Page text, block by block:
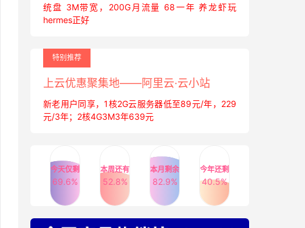
统盘 3M带宽，200G月流量 68一年 养龙虾玩
hermes正好
特别推荐
上云优惠聚集地——阿里云·云小站
新老用户同享，1核2G云服务器低至89元/年，229
元/3年；2核4G3M3年639元
今天仅剩
69.6%
本周还有
52.8%
本月剩余
82.9%
今年还剩
40.5%